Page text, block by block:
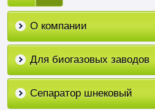
О компании
Для биогазовых заводов
Сепаратор шнековый